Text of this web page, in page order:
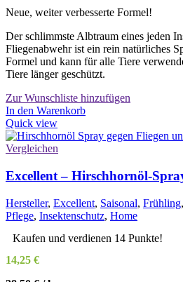
Neue, weiter verbesserte Formel!
Der schlimmste Albtraum eines jeden
Fliegenabwehr ist ein rein natürliches
Formel und kann für alle Tiere
Tiere länger geschützt.
Zur Wunschliste hinzufügen
In den Warenkorb
Quick view
Vergleichen
Excellent – Hirschhornöl-
Hersteller, Excellent, Saisonal, Frühling,
Pflege, Insektenschutz, Home
Kaufen und verdienen 14 Punkte!
14,25 €